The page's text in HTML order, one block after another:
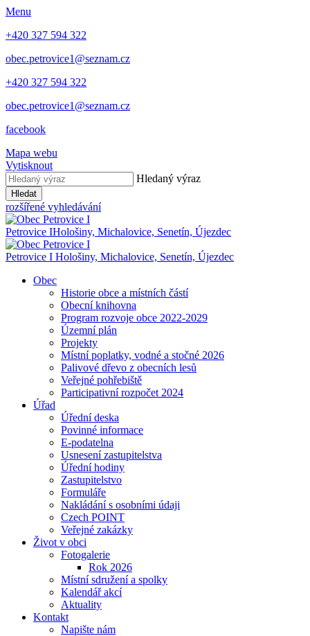
Menu
+420 327 594 322
obec.petrovice1@seznam.cz
+420 327 594 322
obec.petrovice1@seznam.cz
facebook
Mapa webu
Vytisknout
Hledaný výraz
Hledat
rozšířené vyhledávání
Petrovice IHološiny, Michalovice, Senetín, Újezdec
Petrovice I Hološiny, Michalovice, Senetín, Újezdec
Obec
Historie obce a místních částí
Obecní knihovna
Program rozvoje obce 2022-2029
Územní plán
Projekty
Místní poplatky, vodné a stočné 2026
Palivové dřevo z obecních lesů
Veřejné pohřebiště
Participativní rozpočet 2024
Úřad
Úřední deska
Povinné informace
E-podatelna
Usnesení zastupitelstva
Úřední hodiny
Zastupitelstvo
Formuláře
Nakládání s osobními údaji
Czech POINT
Veřejné zakázky
Život v obci
Fotogalerie
Rok 2026
Místní sdružení a spolky
Kalendář akcí
Aktuality
Kontakt
Napište nám